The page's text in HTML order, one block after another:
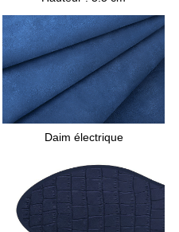
de propreté sont
Daim électrique